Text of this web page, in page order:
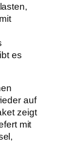
es
auf
zeigt
mit